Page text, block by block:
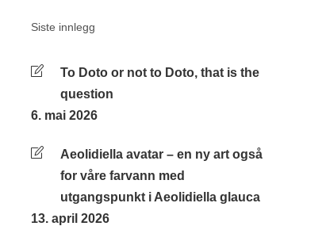
Siste innlegg
To Doto or not to Doto, that is the
question
6. mai 2026
Aeolidiella avatar – en ny art også
for våre farvann med
utgangspunkt i Aeolidiella glauca
13. april 2026